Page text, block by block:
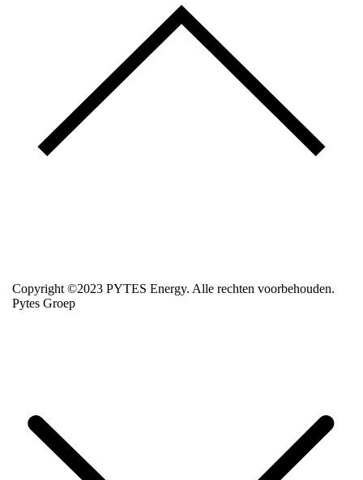
Copyright ©2023 PYTES Energy. Alle rechten voorbehouden.
Pytes Groep